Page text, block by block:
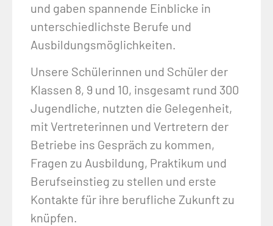
und gaben spannende Einblicke in
unterschiedlichste Berufe und
Ausbildungsmöglichkeiten.
Unsere Schülerinnen und Schüler der
Klassen 8, 9 und 10, insgesamt rund 300
Jugendliche, nutzten die Gelegenheit,
mit Vertreterinnen und Vertretern der
Betriebe ins Gespräch zu kommen,
Fragen zu Ausbildung, Praktikum und
Berufseinstieg zu stellen und erste
Kontakte für ihre berufliche Zukunft zu
knüpfen.